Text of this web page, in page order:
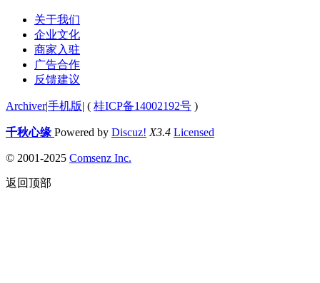
关于我们
企业文化
商家入驻
广告合作
反馈建议
Archiver|手机版| ( 桂ICP备14002192号 )
千秋心缘 Powered by Discuz! X3.4 Licensed
© 2001-2025 Comsenz Inc.
返回顶部